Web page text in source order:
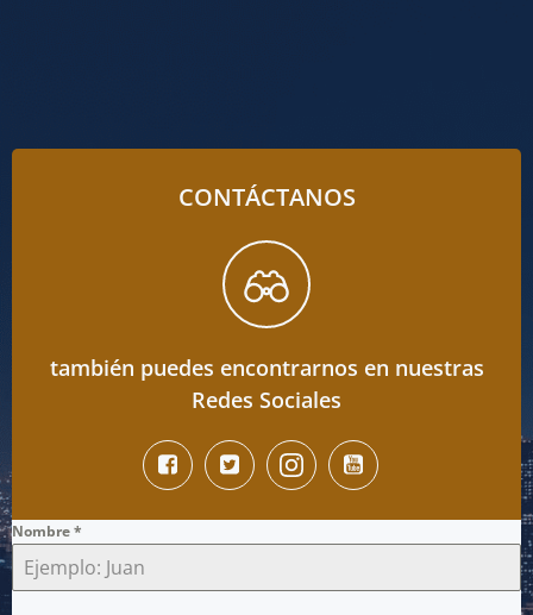
CONTÁCTANOS
también puedes encontrarnos en nuestras
Redes Sociales
Nombre*